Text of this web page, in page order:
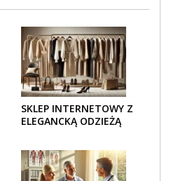
SKLEP INTERNETOWY Z
ELEGANCKĄ ODZIEŻĄ